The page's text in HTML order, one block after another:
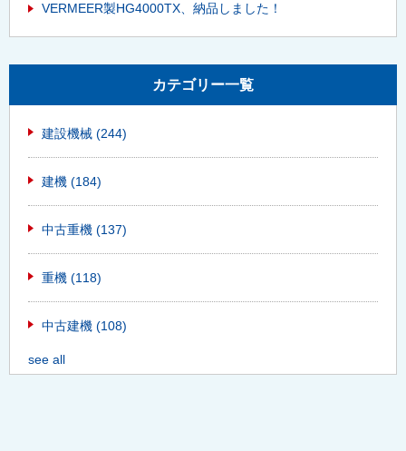
VERMEER製HG4000TX、納品しました！
カテゴリー一覧
建設機械 (244)
建機 (184)
中古重機 (137)
重機 (118)
中古建機 (108)
see all